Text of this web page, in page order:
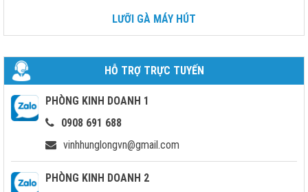
LƯỠI GÀ MÁY HÚT
HỖ TRỢ TRỰC TUYẾN
PHÒNG KINH DOANH 1
0908 691 688
vinhhunglongvn@gmail.com
PHÒNG KINH DOANH 2